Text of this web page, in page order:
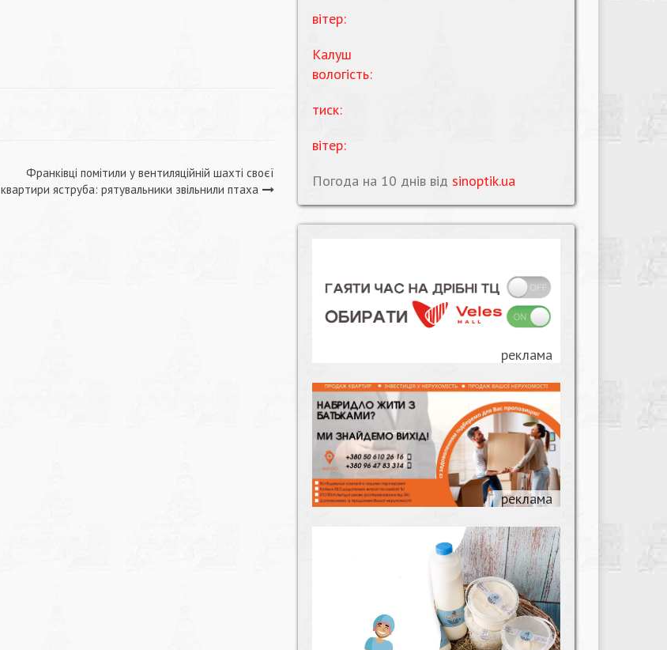
Франківці помітили у вентиляційній шахті своєї
квартири яструба: рятувальники звільнили птаха
вітер:
Калуш
вологість:
тиск:
вітер:
Погода на 10 днів від sinoptik.ua